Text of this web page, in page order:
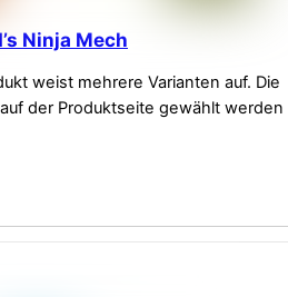
Ninja Mech
weist mehrere Varianten auf. Die
der Produktseite gewählt werden